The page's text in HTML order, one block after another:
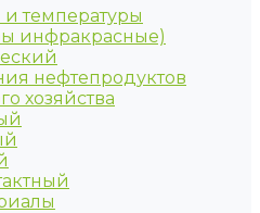
температуры
инфракрасные)
нефтепродуктов
хозяйства